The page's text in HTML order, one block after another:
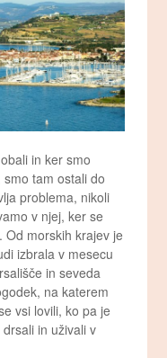
in ker smo
smo tam ostali do
problema, nikoli
v njej, ker se
morskih krajev je
izbrala v mesecu
in seveda
na katerem
vsi lovili, ko pa je
in uživali v